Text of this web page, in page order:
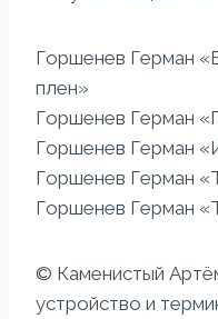
Горшенев Герман
плен»
Горшенев Герман
Горшенев Герман
Горшенев Герман
Горшенев Герман
© Каменистый
устройство и